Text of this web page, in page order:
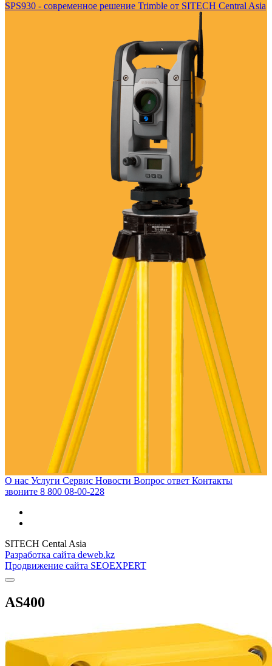
SPS930 - современное решение Trimble от SITECH Central Asia
О нас Услуги Сервис Новости Вопрос ответ Контакты
звоните 8 800 08-00-228
SITECH Cental Asia
Разработка сайта deweb.kz
Продвижение сайта SEOEXPERT
AS400